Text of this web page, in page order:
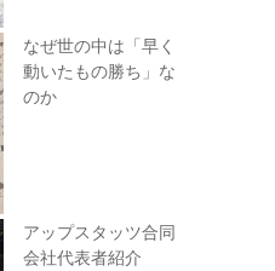
なぜ世の中は「早く
動いたもの勝ち」な
のか
アップスタッツ合同
会社代表者紹介